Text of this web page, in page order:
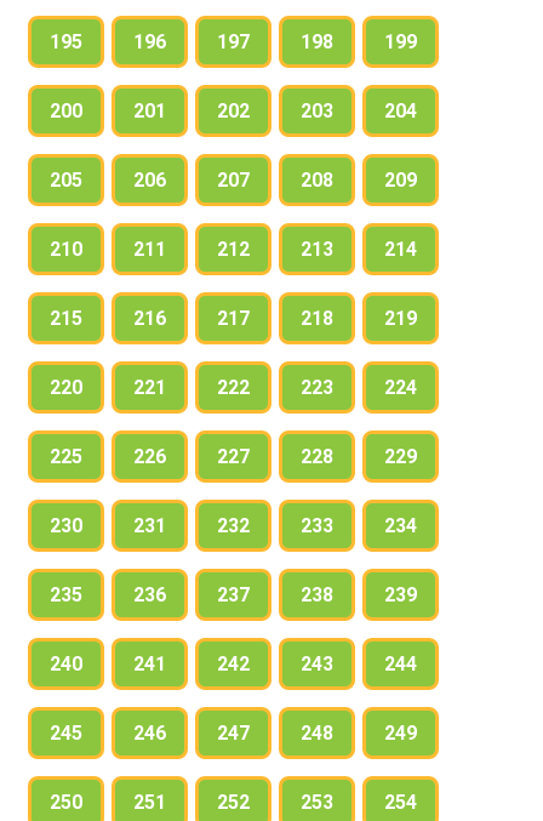
195 196 197 198 199
200 201 202 203 204
205 206 207 208 209
210 211 212 213 214
215 216 217 218 219
220 221 222 223 224
225 226 227 228 229
230 231 232 233 234
235 236 237 238 239
240 241 242 243 244
245 246 247 248 249
250 251 252 253 254